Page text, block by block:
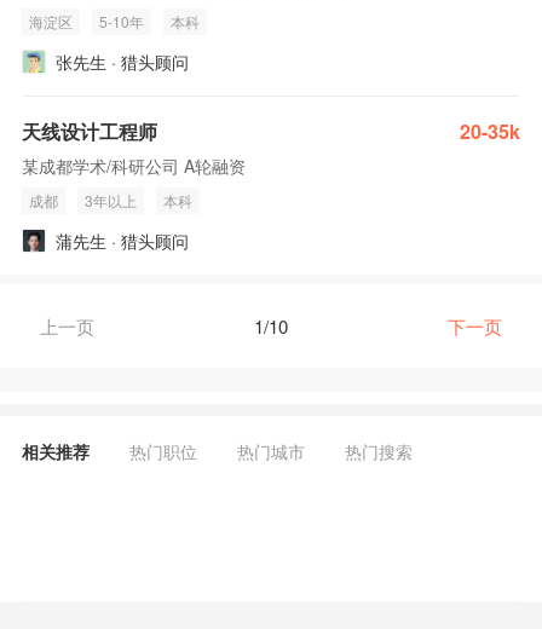
海淀区 5-10年 本科
张先生 · 猎头顾问
天线设计工程师 20-35k
某成都学术/科研公司 A轮融资
成都 3年以上 本科
蒲先生 · 猎头顾问
上一页 1/10 下一页
相关推荐 热门职位 热门城市 热门搜索